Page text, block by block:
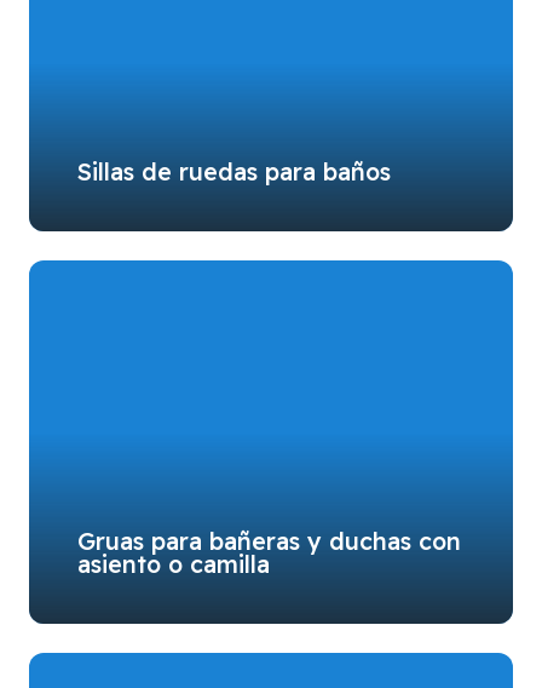
Sillas de ruedas para baños
Gruas para bañeras y duchas con
asiento o camilla